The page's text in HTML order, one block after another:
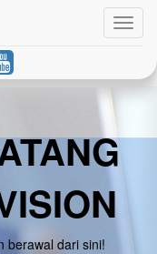
berawal dari sini!